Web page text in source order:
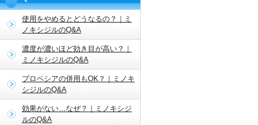
使用をやめるとどうなるの？｜ミ
ノキシジルのQ&A
濃度が濃いほど効き目が高い？｜
ミノキシジルのQ&A
プロペシアの併用もOK？｜ミノキ
シジルのQ&A
効果がない…なぜ？｜ミノキシジ
ルのQ&A